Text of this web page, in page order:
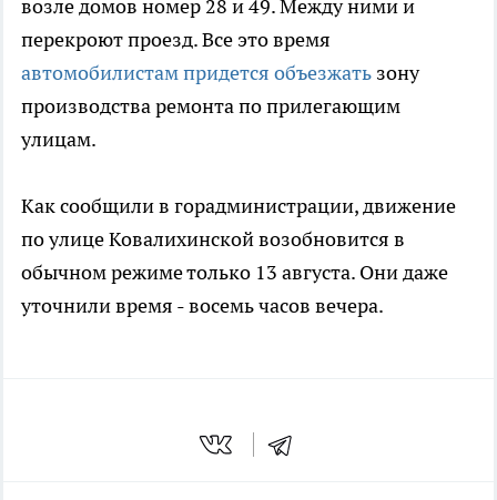
возле домов номер 28 и 49. Между ними и
перекроют проезд. Все это время
автомобилистам придется объезжать зону
производства ремонта по прилегающим
улицам.
Как сообщили в горадминистрации, движение
по улице Ковалихинской возобновится в
обычном режиме только 13 августа. Они даже
уточнили время - восемь часов вечера.